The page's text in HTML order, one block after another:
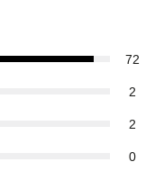
72
2
2
0